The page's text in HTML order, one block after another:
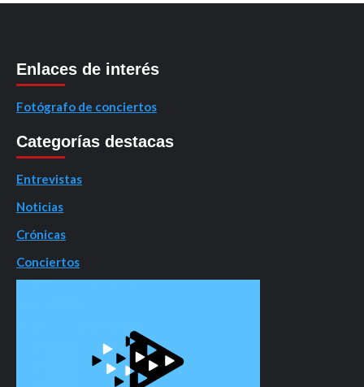
Enlaces de interés
Fotógrafo de conciertos
Categorías destacas
Entrevistas
Noticias
Crónicas
Conciertos